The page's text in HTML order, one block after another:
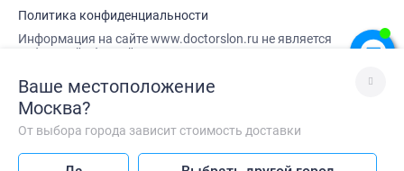
Политика конфиденциальности
Информация на сайте www.doctorslon.ru не является
публичной офертой
Лучше без VPN
Ваше местоположение
Москва?
От выбора города зависит стоимость доставки